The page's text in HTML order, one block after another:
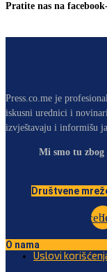
Pratite nas na
Press.co.me je
iskusni urednici i
izvještavaju i informišu
Mi smo tu zbog
Društvene
O nama
Uslovi